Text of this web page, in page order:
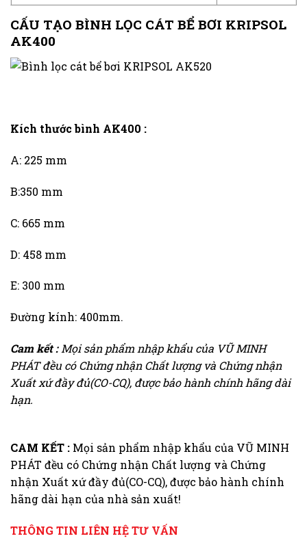
CẤU TẠO BÌNH LỌC CÁT BỂ BƠI KRIPSOL
AK400
Kích thước bình AK400 :
A: 225 mm
B:350 mm
C: 665 mm
D: 458 mm
E: 300 mm
Đường kính: 400mm.
Cam kết :Mọi sản phẩm nhập khẩu của VŨ MINH
PHÁT đều có Chứng nhận Chất lượng và Chứng nhận
Xuất xứ đầy đủ(CO-CQ), được bảo hành chính hãng dài
hạn.
CAM KẾT : Mọi sản phẩm nhập khẩu của VŨ MINH
PHÁT đều có Chứng nhận Chất lượng và Chứng
nhận Xuất xứ đầy đủ(CO-CQ), được bảo hành chính
hãng dài hạn của nhà sản xuất!
THÔNG TIN LIÊN HỆ TƯ VẤN